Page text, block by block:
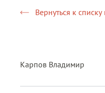
Вернуться к списку
Карпов Владимир